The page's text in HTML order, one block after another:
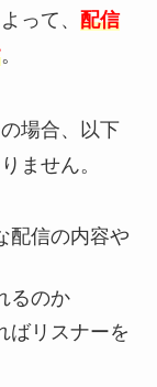
って、 配信
。
場合、以下
ません。
配信の内容や
るのか
ばリスナーを